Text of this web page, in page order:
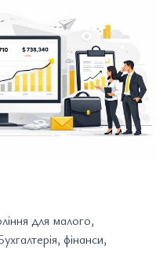
для малого,
фінанси,